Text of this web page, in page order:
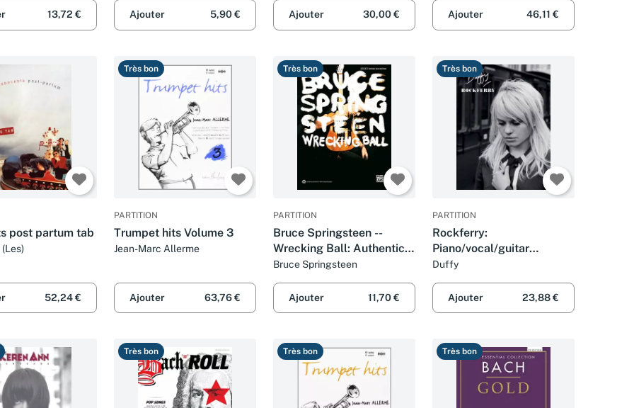
13,72 €
Ajouter
5,90 € Ajouter 30,00 € Ajouter 46,11 €
post partum tab
52,24 €
Très bon
PARTITION
Trumpet hits Volume 3
Jean-Marc Allerme
Ajouter 63,76 €
Très bon
PARTITION
Bruce Springsteen --
Wrecking Ball: Authentic
Guitar TAB
Bruce Springsteen
Ajouter 11,70 €
Très bon
PARTITION
Rockferry:
Piano/vocal/guitar
Songbook
Duffy
Ajouter 23,88 €
Très bon Très bon Très bon